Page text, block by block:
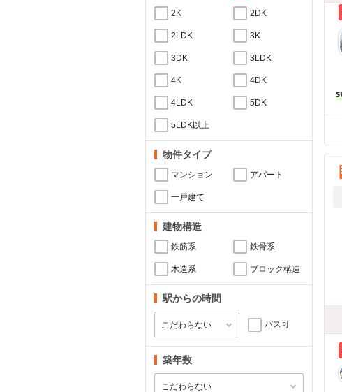
2K 2DK
2LDK 3K
3DK 3LDK
4K 4DK
4LDK 5DK
5LDK以上
物件タイプ
マンション アパート
一戸建て
建物構造
鉄筋系 鉄骨系
木造系 ブロック構造
駅からの時間
バス可
築年数